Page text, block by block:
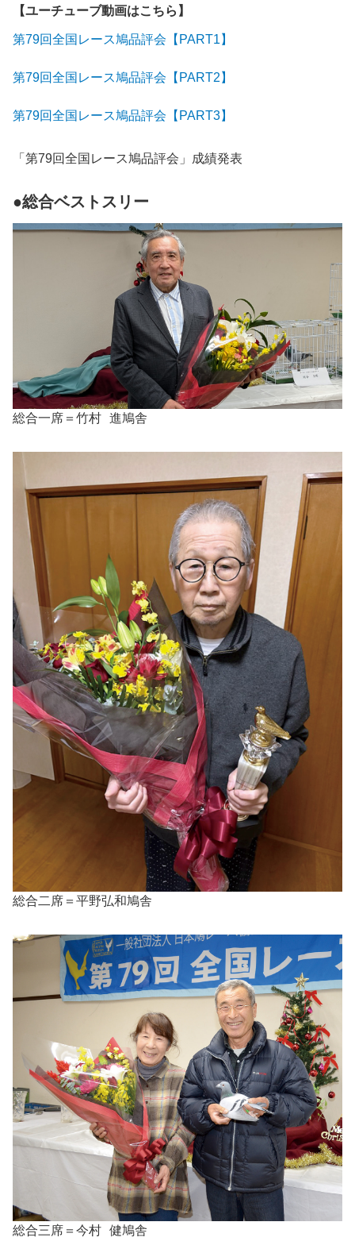
【ユーチューブ動画はこちら】
第79回全国レース鳩品評会【 PART1】
第79回全国レース鳩品評会【PART2】
第79回全国レース鳩品評会【PART3】
「第79回全国レース鳩品評会」成績発表
●総合ベストスリー
総合一席＝竹村 進鳩舎
総合二席＝平野弘和鳩舎
総合三席＝今村 健鳩舎